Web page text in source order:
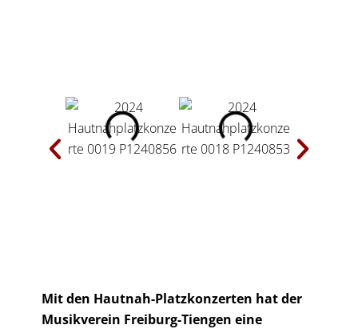
Mit den Hautnah-Platzkonzerten hat der
Musikverein Freiburg-Tiengen eine